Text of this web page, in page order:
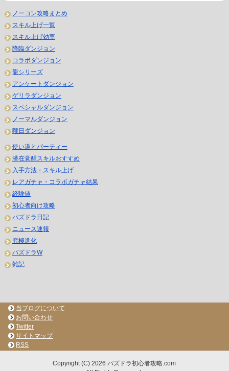
ノーコン攻略まとめ
スキル上げ一覧
スキル上げ効率
降臨ダンジョン
コラボダンジョン
龍シリーズ
アンケートダンジョン
ゲリラダンジョン
スペシャルダンジョン
ノーマルダンジョン
曜日ダンジョン
使い道とパーティー
潜在覚醒スキルおすすめ
入手方法・スキル上げ
レアガチャ・コラボガチャ結果
経験値
初心者向け攻略
パズドラ日記
ニュース速報
究極進化
パズドラW
雑記
当ブログについて
お問い合わせ
Twitter
サイトマップ
RSS
Copyright (C) 2026 パズドラ初心者攻略.com